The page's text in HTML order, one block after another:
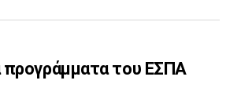
προγράμματα του ΕΣΠΑ